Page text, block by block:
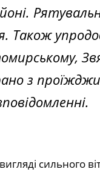
Також
з
сильного